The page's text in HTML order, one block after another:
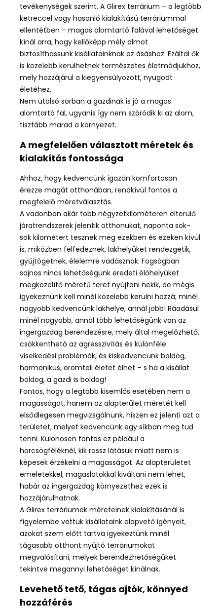
tevékenységek szerint. A Glirex terrárium – a legtöbb
ketreccel vagy hasonló kialakítású terráriummal
ellentétben – magas alomtartó falával lehetőséget
kínál arra, hogy kellőképp mély almot
biztosíthassunk kisállatainknak az ásáshoz. Ezáltal ők
is közelebb kerülhetnek természetes életmódjukhoz,
mely hozzájárul a kiegyensúlyozott, nyugodt
életéhez.
Nem utolsó sorban a gazdinak is jó a magas
alomtartó fal, ugyanis így nem szóródik ki az alom,
tisztább marad a környezet.
A megfelelően választott méretek és
kialakítás fontossága
Ahhoz, hogy kedvencünk igazán komfortosan
érezze magát otthonában, rendkívül fontos a
megfelelő méretválasztás.
A vadonban akár több négyzetkilométeren elterülő
járatrendszerek jelentik otthonukat, naponta sok-
sok kilométert tesznek meg ezekben és ezeken kívül
is, miközben felfedeznek, lakhelyüket rendezgetik,
gyűjtögetnek, élelemre vadásznak. Fogságban
sajnos nincs lehetőségünk eredeti élőhelyüket
megközelítő méretű teret nyújtani nekik, de mégis
igyekeznünk kell minél közelebb kerülni hozzá; minél
nagyobb kedvencünk lakhelye, annál jobb! Ráadásul
minél nagyobb, annál több lehetőségünk van az
ingergazdag berendezésre, mely által megelőzhető,
csökkenthető az agresszivitás és különféle
viselkedési problémák, és kiskedvencünk boldog,
harmonikus, örömteli életet élhet – s ha a kisállat
boldog, a gazdi is boldog!
Fontos, hogy a legtöbb kisemlős esetében nem a
magasságot, hanem az alapterület méretét kell
elsődlegesen megvizsgálnunk, hiszen ez jelenti azt a
területet, melyet kedvencünk egy síkban meg tud
tenni. Különösen fontos ez például a
hörcsögféléknél, kik rossz látásuk miatt nem is
képesek érzékelni a magasságot. Az alapterületet
emeletekkel, magaslatokkal kiváltani nem lehet,
habár az ingergazdag környezethez ezek is
hozzájárulhatnak.
A Glirex terráriumok méreteinek kialakításánál is
figyelembe vettük kisállataink alapvető igényeit,
azokat szem előtt tartva igyekeztünk minél
tágasabb otthont nyújtó terráriumokat
megvalósítani, melyek berendezhetőségüket
tekintve megannyi lehetőséget kínálnak.
Levehető tető, tágas ajtók, könnyed
hozzáférés